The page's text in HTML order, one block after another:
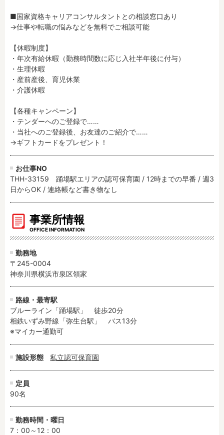
■国家資格キャリアコンサルタントとの相談窓口あり
→仕事や転職の悩みなどを無料でご相談可能
【休暇制度】
・年次有給休暇（勤務時間数に応じ入社半年後に付与）
・生理休暇
・産前産後、育児休業
・介護休暇
【各種キャンペーン】
・テンダーへのご登録で……
・当社へのご登録後、お友達のご紹介で……
→ギフトカードをプレゼント！
お仕事NO
THH-33159 踊場駅エリアの認可保育園 / 12時までの早番 / 週3
日からOK / 連絡帳など書き物なし
事業所情報
OFFICE INFORMATION
勤務地
〒245-0004
神奈川県横浜市泉区領家
路線・最寄駅
ブルーライン「踊場駅」　徒歩20分
相鉄いずみ野線「弥生台駅」　バス13分
※マイカー通勤可
施設形態 私立認可保育園
定員
90名
勤務時間・曜日
7：00～12：00